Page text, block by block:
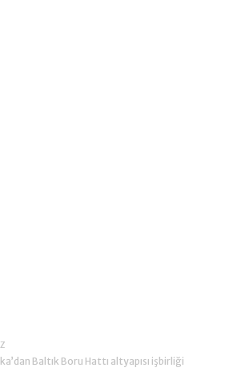
Baltık Boru Hattı altyapısı işbirliği